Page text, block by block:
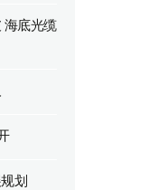
海底光缆
划